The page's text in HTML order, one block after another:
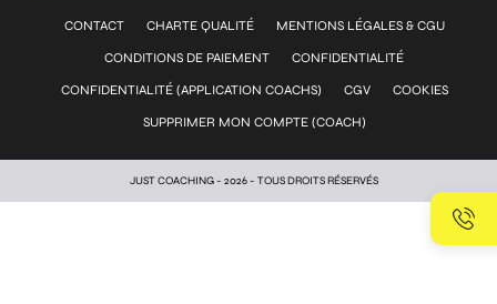
CONTACT CHARTE QUALITÉ MENTIONS LÉGALES & CGU
CONDITIONS DE PAIEMENT CONFIDENTIALITÉ
CONFIDENTIALITÉ (APPLICATION COACHS) CGV COOKIES
SUPPRIMER MON COMPTE (COACH)
JUST COACHING - 2026 - TOUS DROITS RÉSERVÉS